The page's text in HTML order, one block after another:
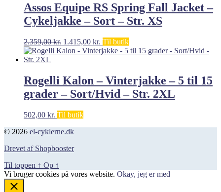
Assos Equipe RS Spring Fall Jacket –
Cykeljakke – Sort – Str. XS
2.359,00kr. Den
oprindelige
2.359,00 kr..
1.415,00 kr. Den
aktuelle
1.415,00 kr..
Til butik
Rogelli Kalon – Vinterjakke – 5 til 15
grader – Sort/Hvid – Str. 2XL
502,00 kr. Til butik
© 2026 el-cyklerne.dk
Drevet af Shopbooster
Til toppen ↑ Op ↑
Vi bruger cookies på vores website. Okay, jeg er med